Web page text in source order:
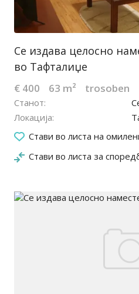
Се издава целосно
во Тафталиџе
€ 400 63 m² trosoben
Станот
Локација
Стави во листа на
Стави во листа за
21.07.2025